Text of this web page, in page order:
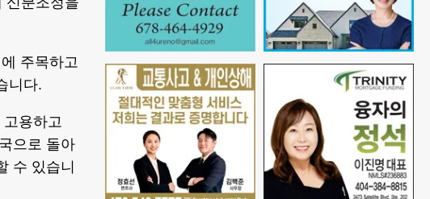
주목하고
니다.
용하고
으로 돌아
수 있습니